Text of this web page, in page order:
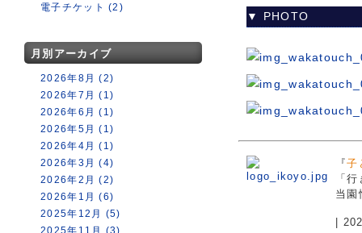
電子チケット (2)
月別アーカイブ
2026年8月 (2)
2026年7月 (1)
2026年6月 (1)
2026年5月 (1)
2026年4月 (1)
2026年3月 (4)
2026年2月 (2)
2026年1月 (6)
2025年12月 (5)
2025年11月 (3)
▼ PHOTO
『子
「
当園
|